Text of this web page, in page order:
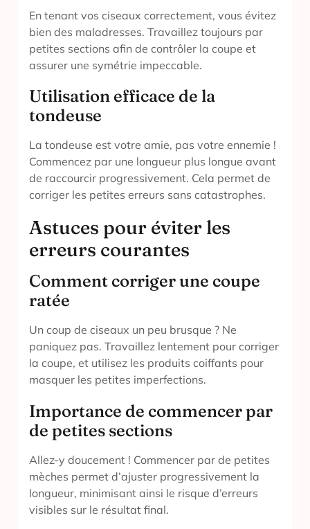
En tenant vos ciseaux correctement, vous évitez
bien des maladresses. Travaillez toujours par
petites sections afin de contrôler la coupe et
assurer une symétrie impeccable.
Utilisation efficace de la
tondeuse
La tondeuse est votre amie, pas votre ennemie !
Commencez par une longueur plus longue avant
de raccourcir progressivement. Cela permet de
corriger les petites erreurs sans catastrophes.
Astuces pour éviter les
erreurs courantes
Comment corriger une coupe
ratée
Un coup de ciseaux un peu brusque ? Ne
paniquez pas. Travaillez lentement pour corriger
la coupe, et utilisez les produits coiffants pour
masquer les petites imperfections.
Importance de commencer par
de petites sections
Allez-y doucement ! Commencer par de petites
mèches permet d’ajuster progressivement la
longueur, minimisant ainsi le risque d’erreurs
visibles sur le résultat final.